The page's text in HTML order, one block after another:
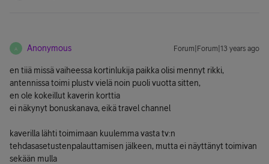
A Anonymous Forum|Forum|13 years ago
en tiiä missä vaiheessa kortinlukija paikka olisi mennyt rikki,
antennissa toimi plustv vielä noin puoli vuotta sitten,
en ole kokeillut kaverin korttia
ei näkynyt bonuskanava, eikä travel channel
kaverilla lähti toimimaan kuulemma vasta tv:n
tehdasasetustenpalauttamisen jälkeen, mutta ei näyttänyt toimivan
sekään mulla